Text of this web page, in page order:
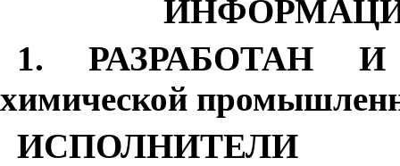
1. РАЗРАБОТАН И
химической
ИСПОЛНИТЕЛИ